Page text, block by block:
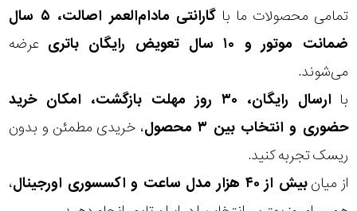
تمامی محصولات ما با
گارانتی مادام‌العمر اصالت، ۵ سال
ضمانت موتور و ۱۰ سال تعویض رایگان باتری
عرضه
می‌شوند.
با
ارسال رایگان، ۳۰ روز مهلت بازگشت، امکان خرید
حضوری و انتخاب بین ۳ محصول
، خریدی مطمئن و بدون
ریسک تجربه کنید.
از میانبیش از ۴۰ هزار مدل ساعت و اکسسوری اورجینال
،
آب
شکل
قاب
ویژگی
نوع